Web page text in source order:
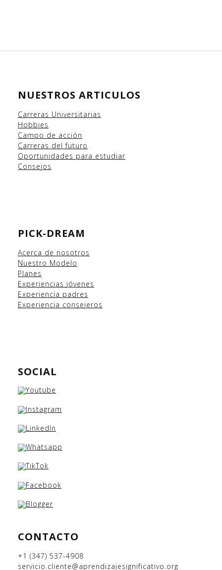
NUESTROS ARTICULOS
Carreras Universitarias
Hobbies
Campo de acción
Carreras del futuro
Oportunidades para estudiar
Consejos
PICK-DREAM
Acerca de nosotros
Nuestro Modelo
Planes
Experiencias jóvenes
Experiencia padres
Experiencia consejeros
SOCIAL
CONTACTO
+1 (347) 537-4908
servicio.cliente@aprendizajesignificativo.org